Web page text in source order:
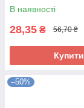
В наявності
28,35 ₴ 56,70 ₴
Купити
–50%